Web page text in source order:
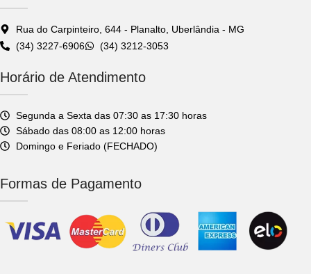
Rua do Carpinteiro, 644 - Planalto, Uberlândia - MG
(34) 3227-6906
(34) 3212-3053
Horário de Atendimento
Segunda a Sexta das 07:30 as 17:30 horas
Sábado das 08:00 as 12:00 horas
Domingo e Feriado (FECHADO)
Formas de Pagamento